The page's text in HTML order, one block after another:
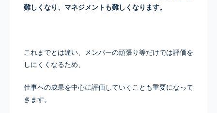
難しくなり、マネジメントも難しくなります。
これまでとは違い、メンバーの頑張り等だけでは評価を
しにくくなるため、
仕事への成果を中心に評価していくことも重要になって
きます。